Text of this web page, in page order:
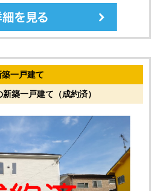
築一戸建て
築一戸建て（成約済）